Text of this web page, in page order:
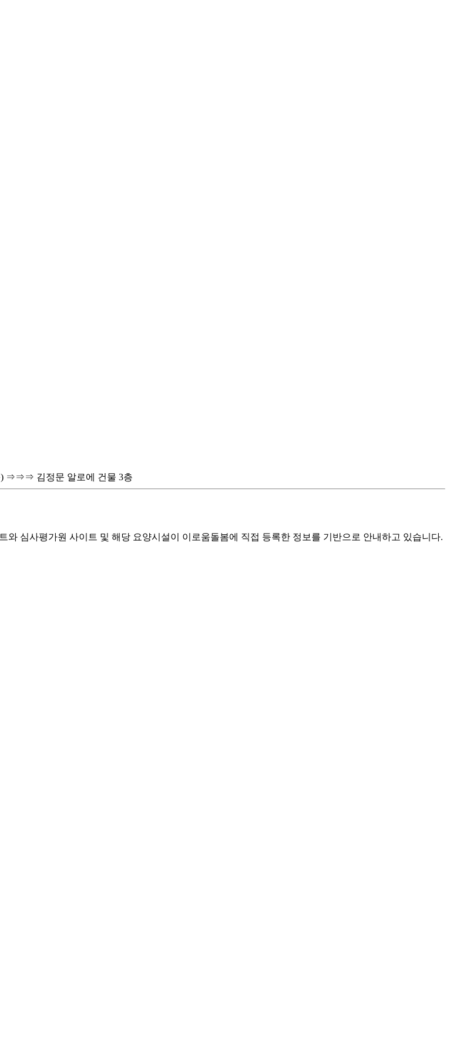
) ⇒⇒⇒ 김정문 알로에 건물 3층
심사평가원 사이트 및 해당 요양시설이 이로움돌봄에 직접 등록한 정보를 기반으로 안내하고 있습니다.